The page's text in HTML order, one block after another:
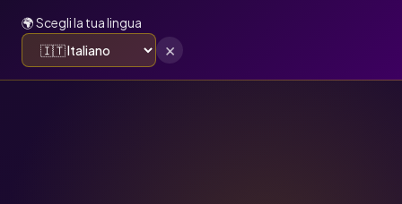
🌍 Scegli la tua lingua
×